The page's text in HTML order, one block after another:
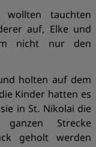
tauchten
auf, Elke und
nicht nur den
holten auf dem
Kinder hatten es
in St. Nikolai die
ganzen Strecke
geholt werden